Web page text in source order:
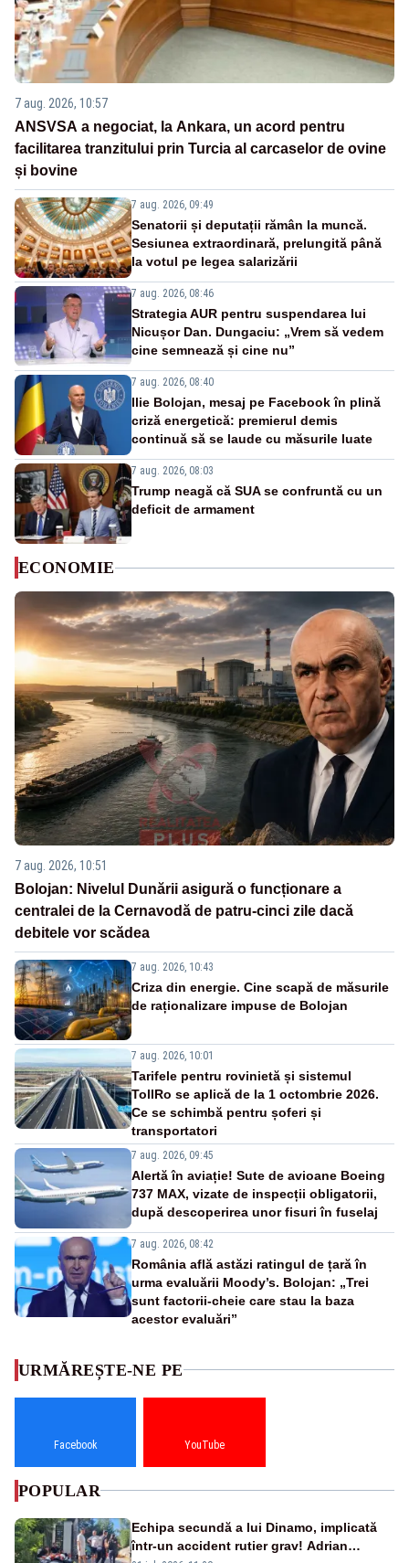
7 aug. 2026, 10:57
ANSVSA a negociat, la Ankara, un acord pentru
facilitarea tranzitului prin Turcia al carcaselor de ovine
și bovine
7 aug. 2026, 09:49
Senatorii și deputații rămân la muncă.
Sesiunea extraordinară, prelungită până
la votul pe legea salarizării
7 aug. 2026, 08:46
Strategia AUR pentru suspendarea lui
Nicușor Dan. Dungaciu: „Vrem să vedem
cine semnează și cine nu”
7 aug. 2026, 08:40
Ilie Bolojan, mesaj pe Facebook în plină
criză energetică: premierul demis
continuă să se laude cu măsurile luate
7 aug. 2026, 08:03
Trump neagă că SUA se confruntă cu un
deficit de armament
ECONOMIE
7 aug. 2026, 10:51
Bolojan: Nivelul Dunării asigură o funcționare a
centralei de la Cernavodă de patru-cinci zile dacă
debitele vor scădea
7 aug. 2026, 10:43
Criza din energie. Cine scapă de măsurile
de raționalizare impuse de Bolojan
7 aug. 2026, 10:01
Tarifele pentru rovinietă și sistemul
TollRo se aplică de la 1 octombrie 2026.
Ce se schimbă pentru șoferi și
transportatori
7 aug. 2026, 09:45
Alertă în aviație! Sute de avioane Boeing
737 MAX, vizate de inspecții obligatorii,
după descoperirea unor fisuri în fuselaj
7 aug. 2026, 08:42
România află astăzi ratingul de țară în
urma evaluării Moody’s. Bolojan: „Trei
sunt factorii-cheie care stau la baza
acestor evaluări”
URMĂREȘTE-NE PE
Facebook YouTube
POPULAR
Echipa secundă a lui Dinamo, implicată
într-un accident rutier grav! Adrian